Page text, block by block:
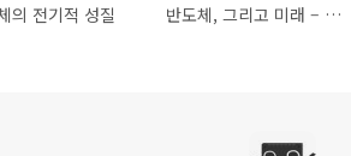
의 전기적 성질 반도체, 그리고 미래 – 양자 컴퓨터